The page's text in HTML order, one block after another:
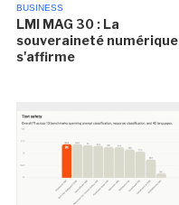
BUSINESS
LMI MAG 30 : La
souveraineté numérique
s'affirme